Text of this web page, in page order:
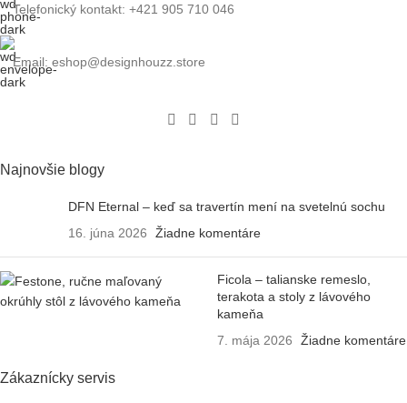
Telefonický kontakt: +421 905 710 046
Email: eshop@designhouzz.store
Najnovšie blogy
DFN Eternal – keď sa travertín mení na svetelnú sochu
16. júna 2026
Žiadne komentáre
Ficola – talianske remeslo,
terakota a stoly z lávového
kameňa
7. mája 2026
Žiadne komentáre
Zákaznícky servis